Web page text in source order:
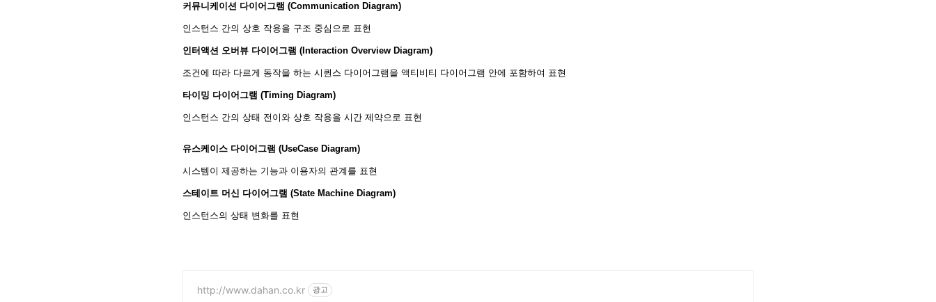
커뮤니케이션 다이어그램 (Communication Diagram)
인스턴스 간의 상호 작용을 구조 중심으로 표현
인터액션 오버뷰 다이어그램 (Interaction Overview Diagram)
조건에 따라 다르게 동작을 하는 시퀀스 다이어그램을 액티비티 다이어그램 안에 포함하여 표현
타이밍 다이어그램 (Timing Diagram)
인스턴스 간의 상태 전이와 상호 작용을 시간 제약으로 표현
유스케이스 다이어그램 (UseCase Diagram)
시스템이 제공하는 기능과 이용자의 관계를 표현
스테이트 머신 다이어그램 (State Machine Diagram)
인스턴스의 상태 변화를 표현
http://www.dahan.co.kr 광고